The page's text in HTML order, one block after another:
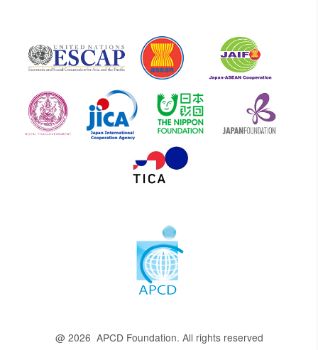
@ 2026 APCD Foundation. All rights reserved